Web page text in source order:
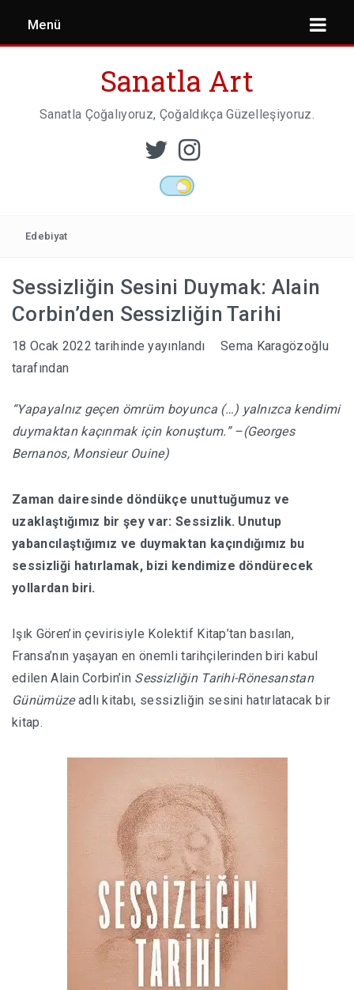
Menü
MIMARI
Sanatla Art
Sanatla Çoğalıyoruz, Çoğaldıkça Güzelleşiyoruz.
Edebiyat
Sessizliğin Sesini Duymak: Alain
Corbin’den Sessizliğin Tarihi
18 Ocak 2022 tarihinde yayınlandı
Sema Karagözoğlu
tarafından
“Yapayalnız geçen ömrüm boyunca (…) yalnızca kendimi
duymaktan kaçınmak için konuştum.” –(Georges
Bernanos, Monsieur Ouine)
Zaman dairesinde döndükçe unuttuğumuz ve
uzaklaştığımız bir şey var: Sessizlik. Unutup
yabancılaştığımız ve duymaktan kaçındığımız bu
sessizliği hatırlamak, bizi kendimize döndürecek
yollardan biri.
Işık Gören’in çevirisiyle Kolektif Kitap’tan basılan,
Fransa’nın yaşayan en önemli tarihçilerinden biri kabul
edilen Alain Corbin’in Sessizliğin Tarihi-Rönesanstan
Günümüzeadlı kitabı, sessizliğin sesini hatırlatacak bir
kitap.